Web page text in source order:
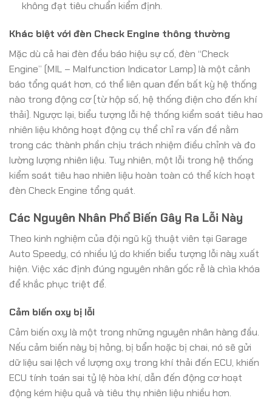
không đạt tiêu chuẩn kiểm định.
Khác biệt với đèn Check Engine thông thường
Mặc dù cả hai đèn đều báo hiệu sự cố, đèn “Check
Engine” (MIL – Malfunction Indicator Lamp) là một cảnh
báo tổng quát hơn, có thể liên quan đến bất kỳ hệ thống
nào trong động cơ (từ hộp số, hệ thống điện cho đến khí
thải). Ngược lại, biểu tượng lỗi hệ thống kiểm soát tiêu hao
nhiên liệu không hoạt động cụ thể chỉ ra vấn đề nằm
trong các thành phần chịu trách nhiệm điều chỉnh và đo
lường lượng nhiên liệu. Tuy nhiên, một lỗi trong hệ thống
kiểm soát tiêu hao nhiên liệu hoàn toàn có thể kích hoạt
đèn Check Engine tổng quát.
Các Nguyên Nhân Phổ Biến Gây Ra Lỗi Này
Theo kinh nghiệm của đội ngũ kỹ thuật viên tại Garage
Auto Speedy, có nhiều lý do khiến biểu tượng lỗi này xuất
hiện. Việc xác định đúng nguyên nhân gốc rễ là chìa khóa
để khắc phục triệt để.
Cảm biến oxy bị lỗi
Cảm biến oxy là một trong những nguyên nhân hàng đầu.
Nếu cảm biến này bị hỏng, bị bẩn hoặc bị chai, nó sẽ gửi
dữ liệu sai lệch về lượng oxy trong khí thải đến ECU, khiến
ECU tính toán sai tỷ lệ hòa khí, dẫn đến động cơ hoạt
động kém hiệu quả và tiêu thụ nhiên liệu nhiều hơn.